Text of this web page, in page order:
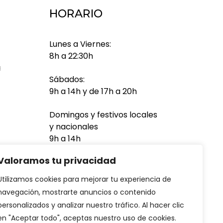
tu privacidad
cookies para mejorar tu experiencia de
mostrarte anuncios o contenido
y analizar nuestro tráfico. Al hacer clic
"Aceptar todo", aceptas nuestro uso de cookies.
HORARIO
Lunes a Viernes:
8h a 22:30h
Sábados:
9h a 14h y de 17h a 20h
Domingos y festivos locales
y nacionales
9h a 14h